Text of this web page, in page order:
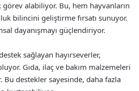
alabiliyor. Bu, hem hayvanların
bilincini geliştirme fırsatı sunuyor.
dayanışmayı güçlendiriyor.
sağlayan hayırseverler,
Gıda, ilaç ve bakım malzemeleri
Bu destekler sayesinde, daha fazla